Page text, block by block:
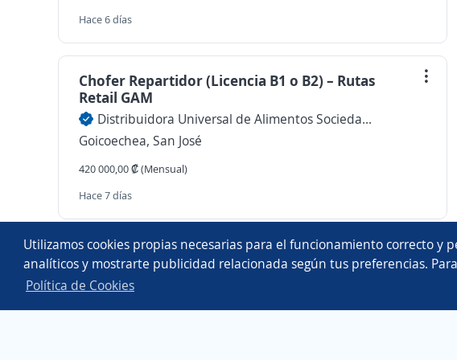
Utilizamos cookies propias necesarias para el funcionamiento correcto
analíticos y mostrarte publicidad relacionada según tus preferencias.
Política de Cookies
Hace 6 días
Chofer Repartidor (Licencia B1 o B2) – Rutas
Retail GAM
Distribuidora Universal de Alimentos Sociedad Anónima
Goicoechea, San José
420 000,00 ₡ (Mensual)
Hace 7 días
Copyright 2014 - 2026 DGNET LTD.
Aviso legal/privacidad